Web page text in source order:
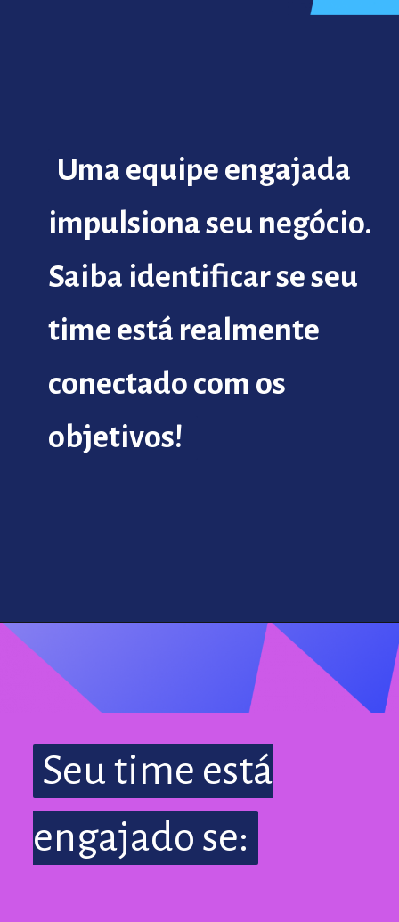
Uma equipe engajada
impulsiona seu negócio.
Saiba identificar se seu
time está realmente
conectado com os
objetivos!
Uma equipe engajada
impulsiona seu negócio.
Saiba identificar se seu
time está realmente
conectado com os
objetivos!
Seu time está
engajado se:
Seu time está
engajado se: